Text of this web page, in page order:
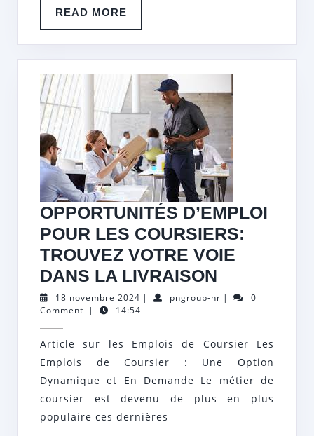
READ MORE
MORE
OPPORTUNITÉS D’EMPLOI
POUR LES COURSIERS:
TROUVEZ VOTRE VOIE
DANS LA LIVRAISON
D’EMPLOI
LES
TROUVEZ
VOTRE
18 novembre 2024 18
novembre
| pngroup-hrpngroup-
|
0
Comment | 14:54
Article sur les Emplois de Coursier Les
Emplois de Coursier : Une Option
Dynamique et En Demande Le métier de
coursier est devenu de plus en plus
populaire ces dernières